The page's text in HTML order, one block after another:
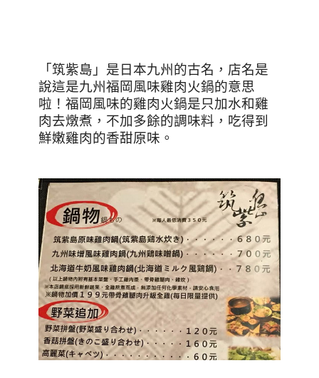
「筑紫島」是日本九州的古名，店名是
說這是九州福岡風味雞肉火鍋的意思
啦！福岡風味的雞肉火鍋是只加水和雞
肉去燉煮，不加多餘的調味料，吃得到
鮮嫩雞肉的香甜原味。